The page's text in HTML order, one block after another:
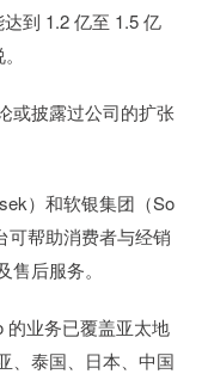
到 1.2 亿至 1.5 亿
披露过公司的扩张
）和软银集团（So
可帮助消费者与经销
后服务。
业务已覆盖亚太地
、泰国、日本、中国